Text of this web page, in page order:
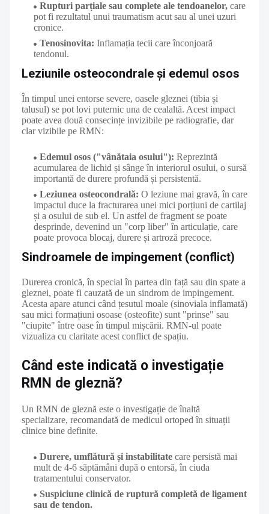
Rupturi parțiale sau complete ale tendoanelor, care
pot fi rezultatul unui traumatism acut sau al unei uzuri
cronice.
Tenosinovita: Inflamația tecii care înconjoară
tendonul.
Leziunile osteocondrale și edemul osos
În timpul unei entorse severe, oasele gleznei (tibia și
talusul) se pot lovi puternic una de cealaltă. Acest impact
poate avea două consecințe invizibile pe radiografie, dar
clar vizibile pe RMN:
Edemul osos ("vânătaia osului"): Reprezintă
acumularea de lichid și sânge în interiorul osului, o sursă
importantă de durere profundă și persistentă.
Leziunea osteocondrală: O leziune mai gravă, în care
impactul duce la fracturarea unei mici porțiuni de cartilaj
și a osului de sub el. Un astfel de fragment se poate
desprinde, devenind un "corp liber" în articulație, care
poate provoca blocaj, durere și artroză precoce.
Sindroamele de impingement (conflict)
Durerea cronică, în special în partea din față sau din spate a
gleznei, poate fi cauzată de un sindrom de impingement.
Acesta apare atunci când țesutul moale (sinoviala inflamată)
sau mici formațiuni osoase (osteofite) sunt "prinse" sau
"ciupite" între oase în timpul mișcării. RMN-ul poate
vizualiza cu claritate acest conflict de spațiu.
Când este indicată o investigație
RMN de gleznă?
Un RMN de gleznă este o investigație de înaltă
specializare, recomandată de medicul ortoped în situații
clinice bine definite.
Durere, umflătură și instabilitate care persistă mai
mult de 4-6 săptămâni după o entorsă, în ciuda
tratamentului conservator.
Suspiciune clinică de ruptură completă de ligament
sau de tendon.